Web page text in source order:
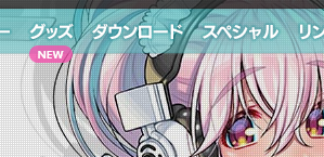
グッズ ダウンロード スペシャル リン